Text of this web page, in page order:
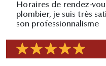
Horaires de rendez-
plombier, je suis très
son professionnalisme